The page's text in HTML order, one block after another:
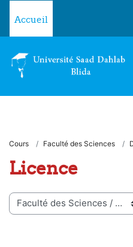
Accueil
Cours Faculté des Sciences
Licence
de cours